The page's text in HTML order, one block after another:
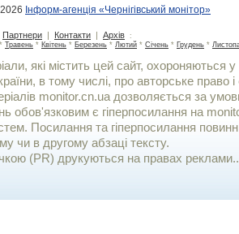
Інформ-агенція «Чернігівський монітор»
Партнери | Контакти | Архів :
* Травень * Квітень * Березень * Лютий * Січень * Грудень *
які містить цей сайт, охороняються у
в тому числі, про авторське право і
monitor.cn.ua дозволяється за
обов'язковим є гiперпосилання на
Посилання та гіперпосилання
чи в другому абзаці тексту.
(PR) друкуються на правах реклами..